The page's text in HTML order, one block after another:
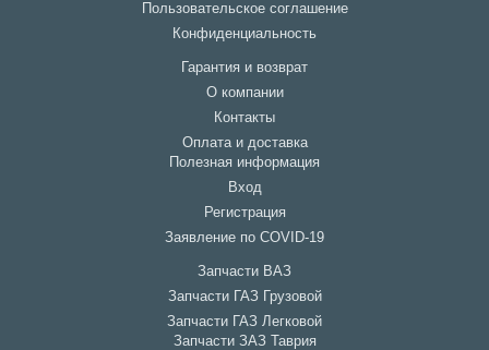
Пользовательское соглашение
Конфиденциальность
Гарантия и возврат
О компании
Контакты
Оплата и доставка
Полезная информация
Вход
Регистрация
Заявление по COVID-19
Запчасти ВАЗ
Запчасти ГАЗ Грузовой
Запчасти ГАЗ Легковой
Запчасти ЗАЗ Таврия